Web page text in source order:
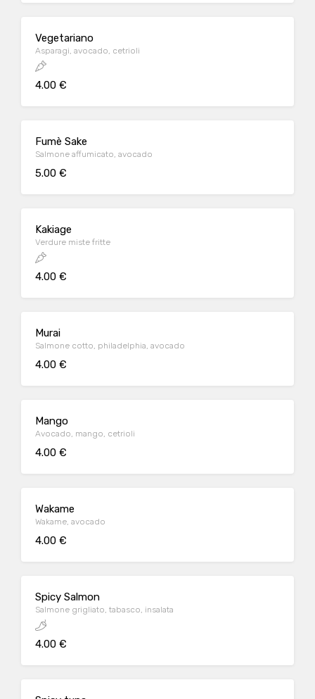
Vegetariano
Asparagi, avocado, cetrioli
4.00 €
Fumè Sake
Salmone affumicato, avocado
5.00 €
Kakiage
Verdure miste fritte
4.00 €
Murai
Salmone cotto, philadelphia, avocado
4.00 €
Mango
Avocado, mango, cetrioli
4.00 €
Wakame
Wakame, avocado
4.00 €
Spicy Salmon
Salmone grigliato, tabasco, insalata
4.00 €